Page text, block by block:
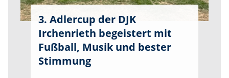
3. Adlercup der DJK
Irchenrieth begeistert mit
Fußball, Musik und bester
Stimmung